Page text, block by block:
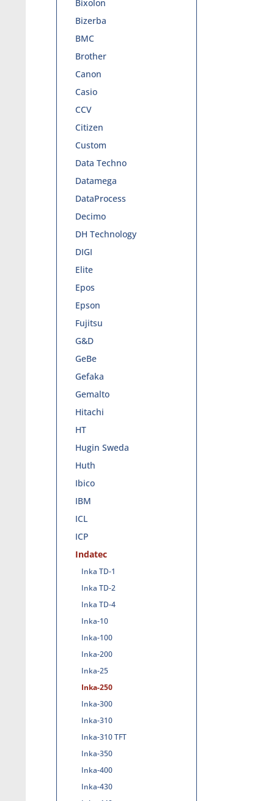
Bixolon
Bizerba
BMC
Brother
Canon
Casio
CCV
Citizen
Custom
Data Techno
Datamega
DataProcess
Decimo
DH Technology
DIGI
Elite
Epos
Epson
Fujitsu
G&D
GeBe
Gefaka
Gemalto
Hitachi
HT
Hugin Sweda
Huth
Ibico
IBM
ICL
ICP
Indatec
Inka TD-1
Inka TD-2
Inka TD-4
Inka-10
Inka-100
Inka-200
Inka-25
Inka-250
Inka-300
Inka-310
Inka-310 TFT
Inka-350
Inka-400
Inka-430